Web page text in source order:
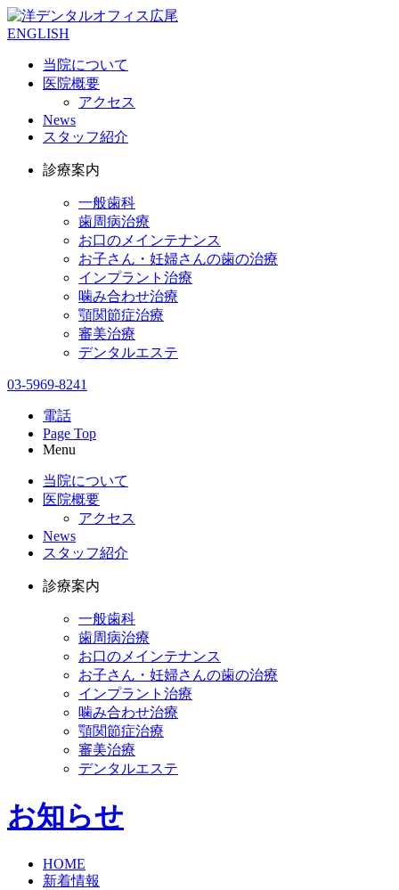
ENGLISH
当院について
医院概要
アクセス
News
スタッフ紹介
診療案内
一般歯科
歯周病治療
お口のメインテナンス
お子さん・妊婦さんの歯の治療
インプラント治療
噛み合わせ治療
顎関節症治療
審美治療
デンタルエステ
03-5969-8241
電話
Page Top
Menu
当院について
医院概要
アクセス
News
スタッフ紹介
診療案内
一般歯科
歯周病治療
お口のメインテナンス
お子さん・妊婦さんの歯の治療
インプラント治療
噛み合わせ治療
顎関節症治療
審美治療
デンタルエステ
お知らせ
HOME
新着情報